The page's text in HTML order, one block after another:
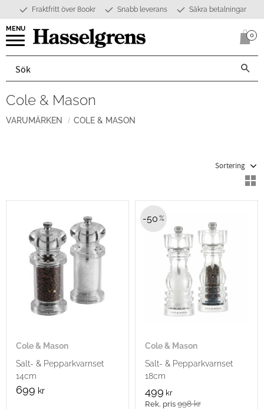
Meny
Fraktfritt över 800kr Snabb leverans Säkra betalningar
0
Cole & Mason
VARUMÄRKEN COLE & MASON
Cole & Mason
Salt- & Pepparkvarnset
14cm
699 kr
Cole & Mason
Salt- & Pepparkvarnset
18cm
499 kr
998kr
50 %